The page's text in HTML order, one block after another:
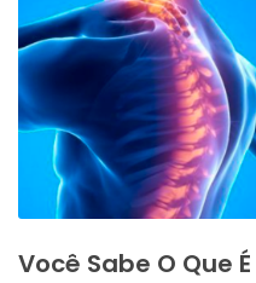
Você Sabe O Que É